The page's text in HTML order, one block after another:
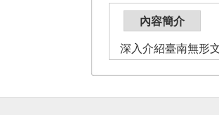
內容簡介
深入介紹臺南無形